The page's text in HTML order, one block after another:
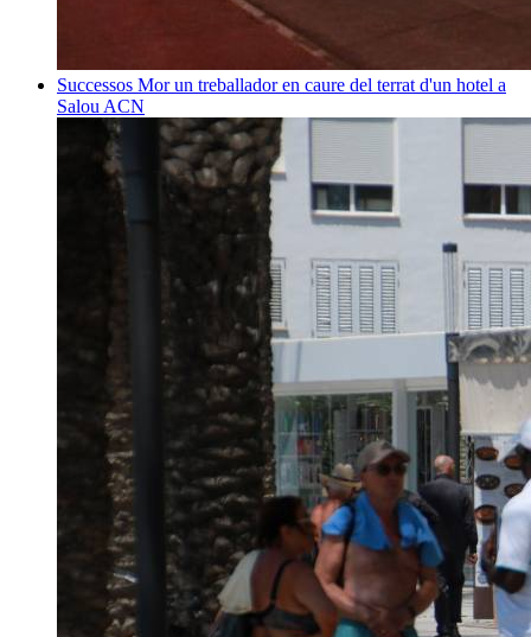
Successos Mor un treballador en caure del terrat d'un hotel a
Salou ACN